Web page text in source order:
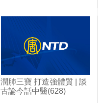
潤肺三寶 打造強體質 | 談
古論今話中醫(628)